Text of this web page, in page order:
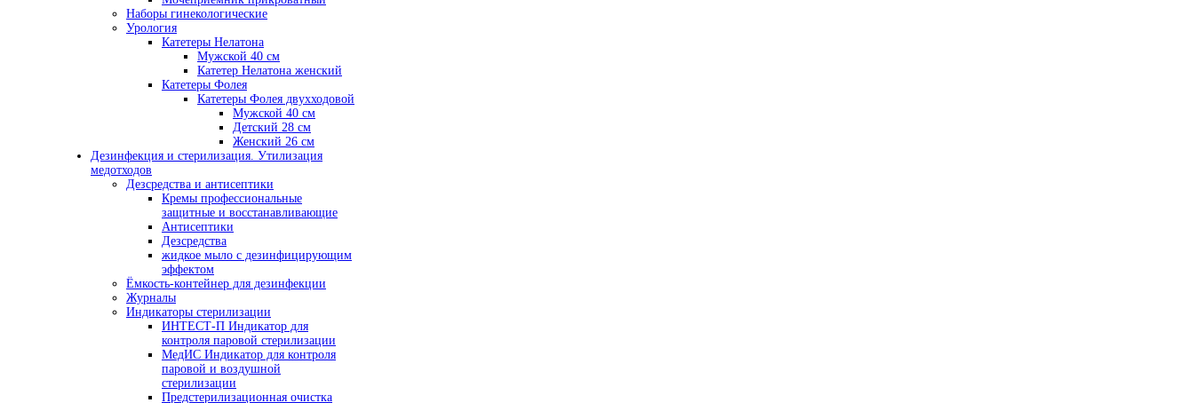
Наборы гинекологические
Урология
Катетеры Нелатона
Мужской 40 см
Катетер Нелатона женский
Катетеры Фолея
Катетеры Фолея двухходовой
Мужской 40 см
Детский 28 см
Женский 26 см
Дезинфекция и стерилизация. Утилизация
медотходов
Дезсредства и антисептики
Кремы профессиональные
защитные и восстанавливающие
Антисептики
Дезсредства
жидкое мыло с дезинфицирующим
эффектом
Ёмкость-контейнер для дезинфекции
Журналы
Индикаторы стерилизации
ИНТЕСТ-П Индикатор для
контроля паровой стерилизации
МедИС Индикатор для контроля
паровой и воздушной
стерилизации
Предстерилизационная очистка